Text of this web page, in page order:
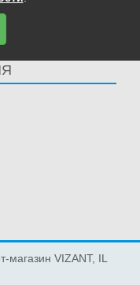
VIZANT, IL